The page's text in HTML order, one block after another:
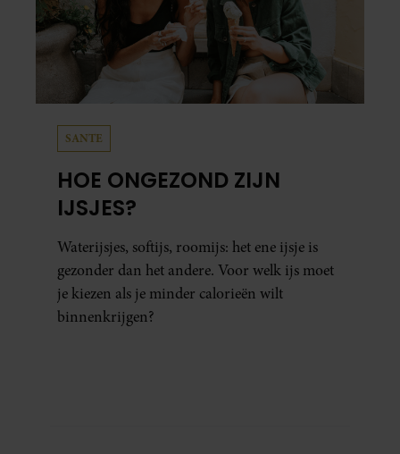
SANTE
HOE ONGEZOND ZIJN
IJSJES?
Waterijsjes, softijs, roomijs: het ene ijsje is
gezonder dan het andere. Voor welk ijs moet
je kiezen als je minder calorieën wilt
binnenkrijgen?